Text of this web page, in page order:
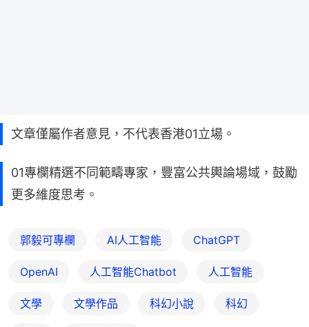
文章僅屬作者意見，不代表香港01立場。
01專欄精選不同範疇專家，豐富公共輿論場域，鼓勵
更多維度思考。
郭毅可專欄 AI人工智能 ChatGPT
OpenAI 人工智能Chatbot 人工智能
文學 文學作品 科幻小說 科幻